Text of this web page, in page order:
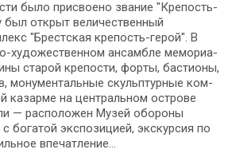
бы­ло присвоено звание "Крепость-
был от­крыт величественный
"Брест­ская крепость-герой". В
художественном ан­сам­бле ме­мо­ри­а­
ста­рой кре­по­сти, фор­ты, ба­сти­о­ны,
мо­ну­мен­таль­ные скульп­тур­ные ком­
ка­зар­ме на цен­траль­ном ост­ро­ве
— рас­по­ло­жен Музей обороны
бо­га­той экс­по­зи­ци­ей, экскурсия по
впе­чат­ле­ние…